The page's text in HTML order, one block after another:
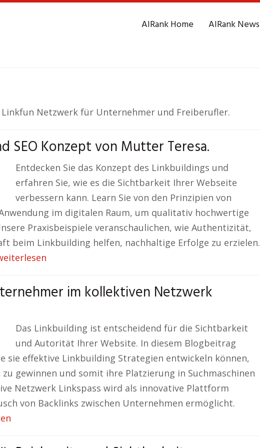
AIRank Home AIRank News
Netzwerk für Unternehmer und Freiberufler.
SEO Konzept von Mutter Teresa.
Entdecken Sie das Konzept des Linkbuildings und
erfahren Sie, wie es die Sichtbarkeit Ihrer Webseite
verbessern kann. Learn Sie von den Prinzipien von
im digitalen Raum, um qualitativ hochwertige
Praxisbeispiele veranschaulichen, wie Authentizität,
beim Linkbuilding helfen, nachhaltige Erfolge zu erzielen.
im kollektiven Netzwerk
Das Linkbuilding ist entscheidend für die Sichtbarkeit
und Autorität Ihrer Website. In diesem Blogbeitrag
sie effektive Linkbuilding Strategien entwickeln können,
gewinnen und somit ihre Platzierung in Suchmaschinen
Netzwerk Linkspass wird als innovative Plattform
von Backlinks zwischen Unternehmen ermöglicht.